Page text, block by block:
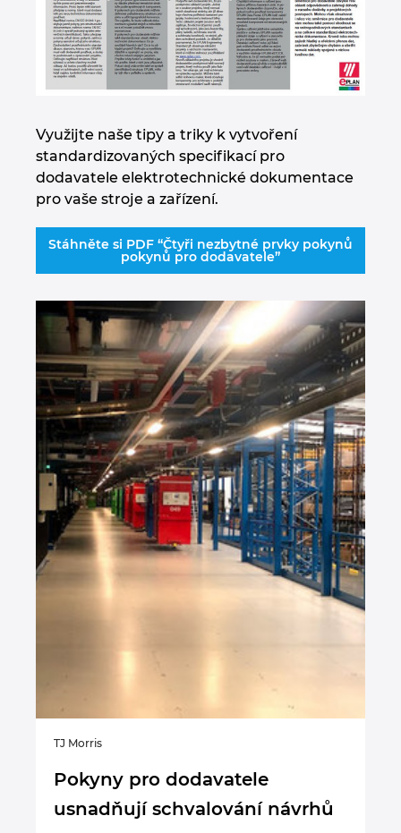
Využijte naše tipy a triky k vytvoření
standardizovaných specifikací pro
dodavatele elektrotechnické dokumentace
pro vaše stroje a zařízení.
Stáhněte si PDF “Čtyři nezbytné prvky pokynů
pokynů pro dodavatele”
TJ Morris
Pokyny pro dodavatele
usnadňují schvalování návrhů